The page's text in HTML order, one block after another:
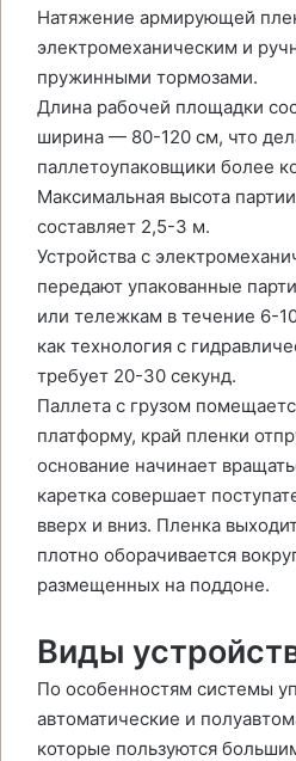
Натяжение армирующей
электромеханическим и
пружинными тормозами.
Длина рабочей площадки
ширина — 80-120 см, что
паллетоупаковщики более
Максимальная высота
составляет 2,5-3 м.
Устройства с
передают упакованные
или тележкам в течение 6-
как технология с
требует 20-30 секунд.
Паллета с грузом
платформу, край пленки
основание начинает
каретка совершает
вверх и вниз. Пленка
плотно оборачивается
размещенных на поддоне.
Виды
По особенностям системы
автоматические и
которые пользуются